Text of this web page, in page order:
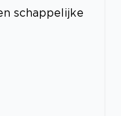
schappelijke